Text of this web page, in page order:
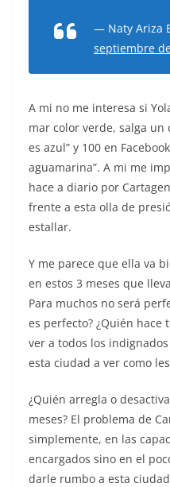
— Naty Ariza
septiembre
A mi no me interesa si
mar color verde, salga
es azul” y 100 en
aguamarina”. A mi me
hace a diario por
frente a esta olla de
estallar.
Y me parece que ella va
en estos 3 meses que
Para muchos no será
es perfecto? ¿Quién hace
ver a todos los
esta ciudad a ver como
¿Quién arregla o
meses? El problema de
simplemente, en las
encargados sino en el
darle rumbo a esta